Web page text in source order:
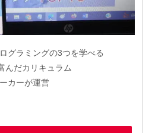
グラミングの3つを学べる
んだカリキュラム
カーが運営